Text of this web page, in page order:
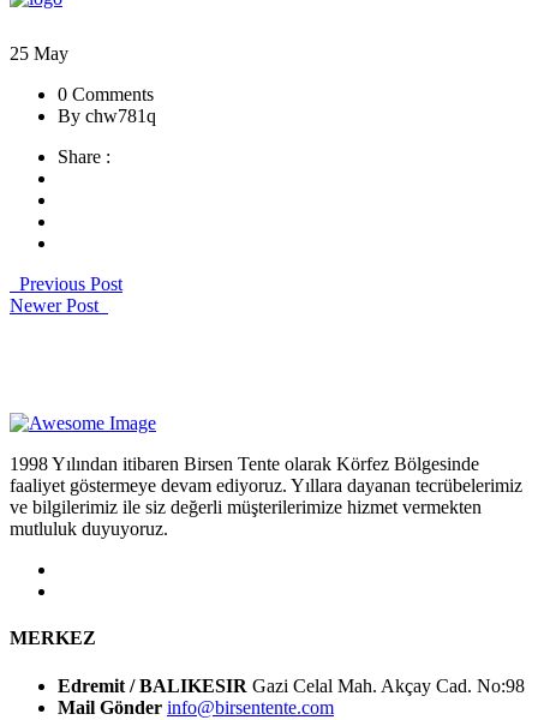
25 May
0 Comments
By chw781q
Share :
Previous Post
Newer Post
1998 Yılından itibaren Birsen Tente olarak Körfez Bölgesinde
faaliyet göstermeye devam ediyoruz. Yıllara dayanan tecrübelerimiz
ve bilgilerimiz ile siz değerli müşterilerimize hizmet vermekten
mutluluk duyuyoruz.
MERKEZ
Edremit / BALIKESIR Gazi Celal Mah. Akçay Cad. No:98
Mail Gönder info@birsentente.com